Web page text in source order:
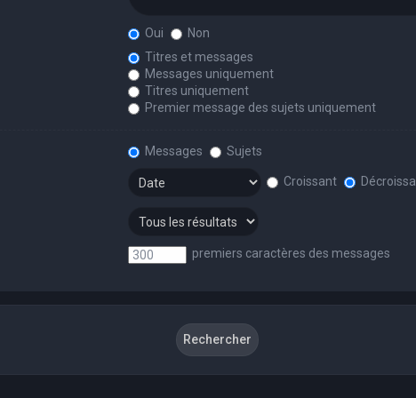
Oui
Non
Titres et messages
Messages uniquement
Titres uniquement
Premier message des sujets uniquement
Messages
Sujets
Croissant
premiers caractères des messages